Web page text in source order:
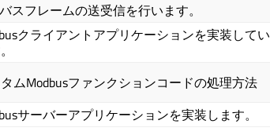
スフレームの送受信を行います。
クライアントアプリケーションを実装してい
ムModbusファンクションコードの処理方法
サーバーアプリケーションを実装します。